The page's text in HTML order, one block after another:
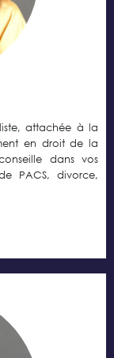
attachée à la
en droit de la
dans vos
PACS, divorce,